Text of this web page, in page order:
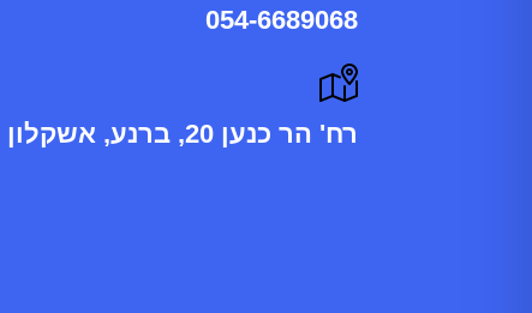
054-6689068
רח' הר כנען 20, ברנע, אשקלון